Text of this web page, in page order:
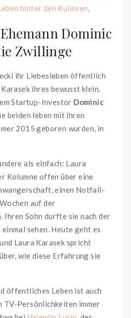
hinter den Kulissen.
Dominic
Zwillinge
ihr Liebesleben öffentlich
ihres bewusst klein.
Startup-Investor Dominic
beiden leben mit ihren
2015 geboren wurden, in
als einfach: Laura
Kolumne offen über eine
einen Notfall-
auf der
Ihren Sohn durfte sie nach der
sehen. Heute geht es
Laura Karasek spricht
wie diese Erfahrung sie
öffentliches Leben ist auch
TV-Persönlichkeiten immer